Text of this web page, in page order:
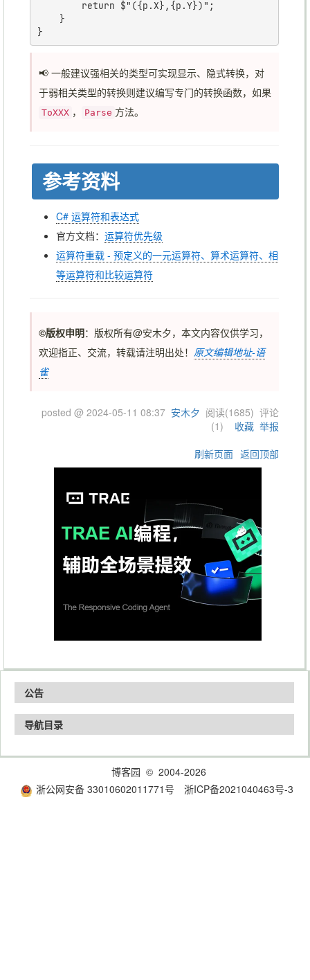
📢 一般建议强相关的类型可实现显示、隐式转换，对
于弱相关类型的转换则建议编写专门的转换函数，如果
ToXXX ， Parse 方法。
参考资料
C# 运算符和表达式
官方文档： 运算符优先级
运算符重载 - 预定义的一元运算符、算术运算符、相
等运算符和比较运算符
©️版权申明：版权所有@安木夕，本文内容仅供学习，
欢迎指正、交流，转载请注明出处！ 原文编辑地址-语
雀
posted @ 2024-05-11 08:37 安木夕 阅读(1685) 评论
(1) 收藏 举报
刷新页面 返回顶部
公告
导航目录
博客园 © 2004-2026
浙公网安备 33010602011771号
浙ICP备2021040463号-3